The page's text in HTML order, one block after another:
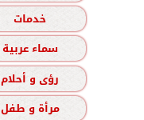
خدمات
سماء عربية
رؤى و أحلام
مرأة و طفل